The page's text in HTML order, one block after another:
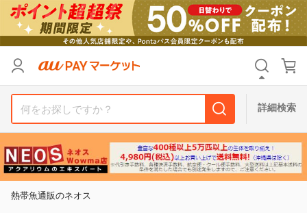
詳細検索
熱帯魚通販のネオス
支払い方法
その他の条件
送料無料
リセット
支払い方法
その他の条件
送料無料